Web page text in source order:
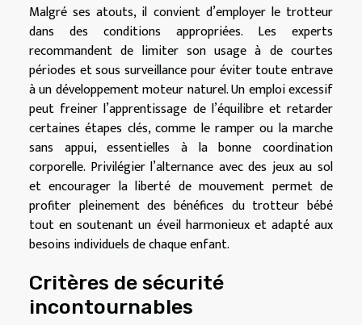
Malgré ses atouts, il convient d’employer le trotteur
dans des conditions appropriées. Les experts
recommandent de limiter son usage à de courtes
périodes et sous surveillance pour éviter toute entrave
à un développement moteur naturel. Un emploi excessif
peut freiner l’apprentissage de l’équilibre et retarder
certaines étapes clés, comme le ramper ou la marche
sans appui, essentielles à la bonne coordination
corporelle. Privilégier l’alternance avec des jeux au sol
et encourager la liberté de mouvement permet de
profiter pleinement des bénéfices du trotteur bébé
tout en soutenant un éveil harmonieux et adapté aux
besoins individuels de chaque enfant.
Critères de sécurité
incontournables